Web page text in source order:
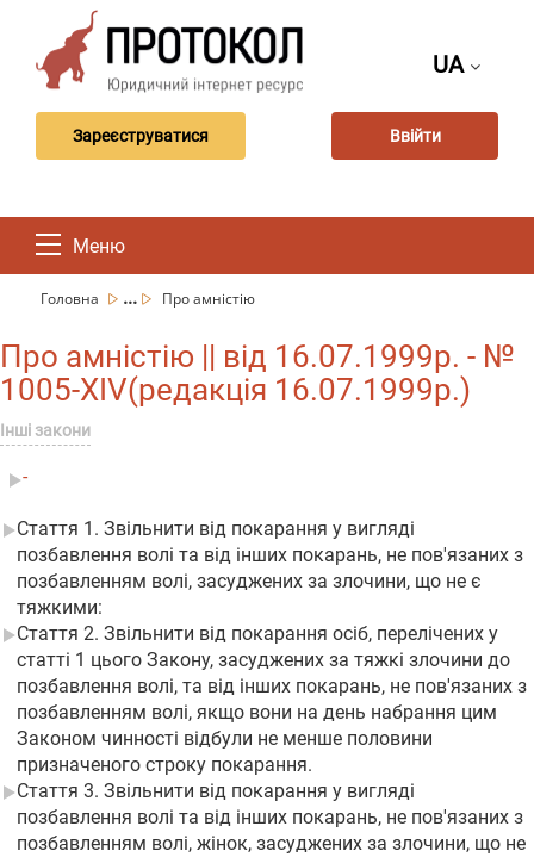
UA
Зареєструватися Ввійти
Меню
Головна ... Про амністію
Про амністію || від 16.07.1999р. - №
1005-XIV(редакція 16.07.1999р.)
Інші закони
-
Стаття 1. Звільнити від покарання у вигляді
позбавлення волі та від інших покарань, не пов'язаних з
позбавленням волі, засуджених за злочини, що не є
тяжкими:
Стаття 2. Звільнити від покарання осіб, перелічених у
статті 1 цього Закону, засуджених за тяжкі злочини до
позбавлення волі, та від інших покарань, не пов'язаних з
позбавленням волі, якщо вони на день набрання цим
Законом чинності відбули не менше половини
призначеного строку покарання.
Стаття 3. Звільнити від покарання у вигляді
позбавлення волі та від інших покарань, не пов'язаних з
позбавленням волі, жінок, засуджених за злочини, що не